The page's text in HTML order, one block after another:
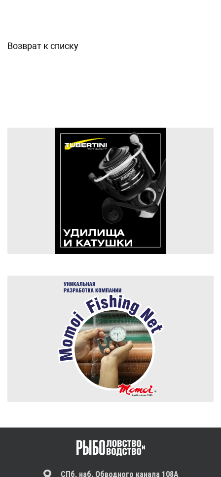
Возврат к списку
СПб, наб. Обводного канала 108А